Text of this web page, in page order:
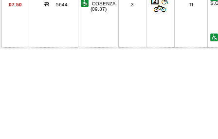
07.50 5644
COSENZA
(09.37)
3 TI